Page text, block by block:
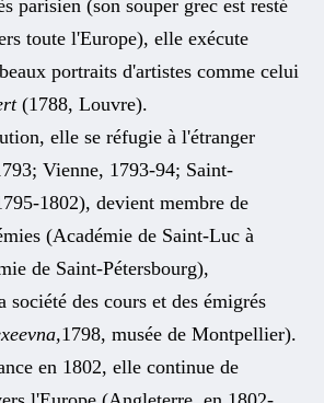
parisien (son souper grec est resté
toute l'Europe), elle exécute
portraits d'artistes comme celui
(1788, Louvre).
elle se réfugie à l'étranger
Vienne, 1793-94; Saint-
1802), devient membre de
(Académie de Saint-Luc à
de Saint-Pétersbourg),
société des cours et des émigrés
1798, musée de Montpellier).
en 1802, elle continue de